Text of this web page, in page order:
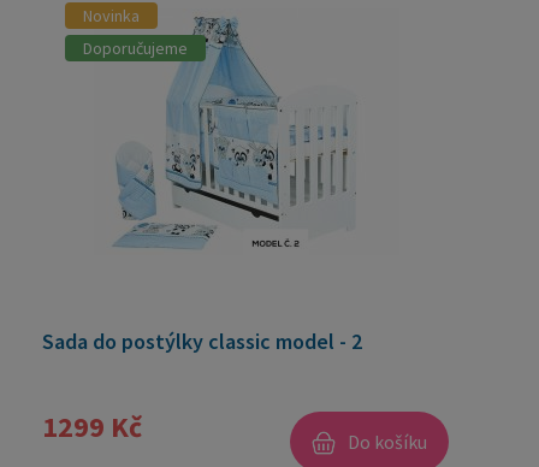
Novinka
Doporučujeme
Sada do postýlky classic model - 2
1299 Kč Do košíku